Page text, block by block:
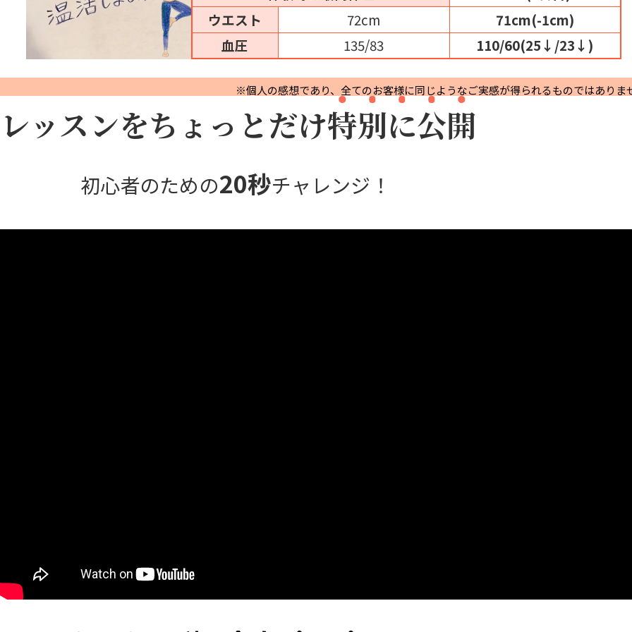
ウエスト
72cm
71cm(-1cm)
血圧
135/83 110/60(25↓/23↓)
※個人の感想であり、全てのお客様に同じようなご実感が得られるものではありま
レッスンをちょっとだけ特別に公開
初心者のための20秒チャレンジ！